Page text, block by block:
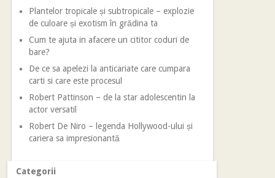
Plantelor tropicale și subtropicale – explozie
de culoare și exotism în grădina ta
Cum te ajuta in afacere un cititor coduri de
bare?
De ce sa apelezi la anticariate care cumpara
carti si care este procesul
Robert Pattinson – de la star adolescentin la
actor versatil
Robert De Niro – legenda Hollywood-ului și
cariera sa impresionantă
Categorii